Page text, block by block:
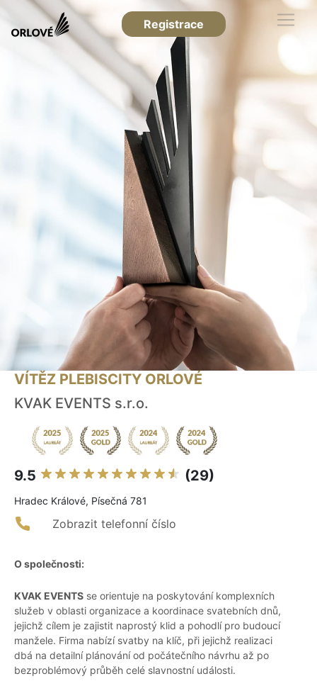
Registrace
VÍTĚZ PLEBISCITY ORLOVÉ
KVAK EVENTS s.r.o.
9.5 (29)
Hradec Králové, Písečná 781
Zobrazit telefonní číslo
O společnosti:
KVAK EVENTS se orientuje na poskytování komplexních
služeb v oblasti organizace a koordinace svatebních dnů,
jejichž cílem je zajistit naprostý klid a pohodlí pro budoucí
manžele. Firma nabízí svatby na klíč, při jejichž realizaci
dbá na detailní plánování od počátečního návrhu až po
bezproblémový průběh celé slavnostní události.